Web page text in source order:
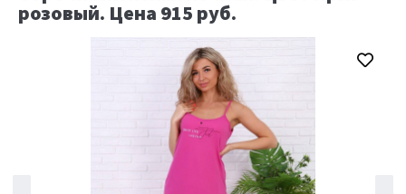
розовый. Цена 915 руб.